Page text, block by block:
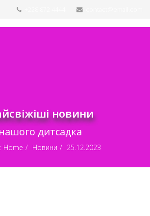
новини
нашого дитсадка
Home Новини 25.12.2023